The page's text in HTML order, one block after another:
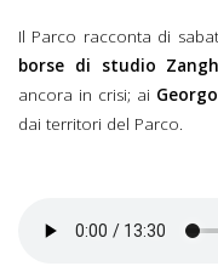
Il Parco racconta di
borse di studio
ancora in crisi; ai
dai territori del Parco.
Il Parco